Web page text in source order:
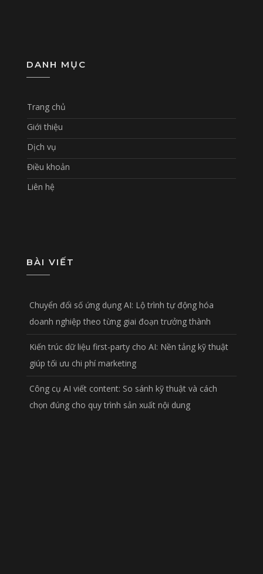
DANH MỤC
Trang chủ
Giới thiệu
Dịch vụ
Điều khoản
Liên hệ
BÀI VIẾT
Chuyển đổi số ứng dụng AI: Lộ trình tự động hóa
doanh nghiệp theo từng giai đoạn trưởng thành
Kiến trúc dữ liệu first-party cho AI: Nền tảng kỹ thuật
giúp tối ưu chi phí marketing
Công cụ AI viết content: So sánh kỹ thuật và cách
chọn đúng cho quy trình sản xuất nội dung